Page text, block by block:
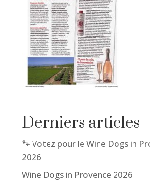
Derniers articles
🐾 Votez pour le Wine Dogs in
2026
Wine Dogs in Provence 2026